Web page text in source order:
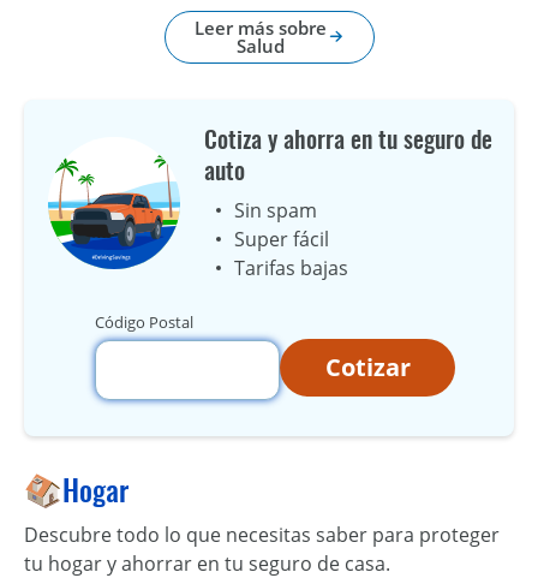
Leer más sobre
Salud
Cotiza y ahorra en tu seguro de
auto
Sin spam
Super fácil
Tarifas bajas
Código Postal
Cotizar
Hogar
Descubre todo lo que necesitas saber para proteger
tu hogar y ahorrar en tu seguro de casa.